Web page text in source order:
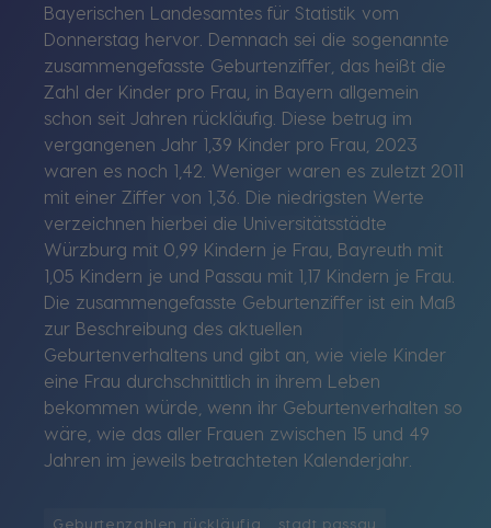
Bayerischen Landesamtes für Statistik vom
Donnerstag hervor. Demnach sei die sogenannte
zusammengefasste Geburtenziffer, das heißt die
Zahl der Kinder pro Frau, in Bayern allgemein
schon seit Jahren rückläufig. Diese betrug im
vergangenen Jahr 1,39 Kinder pro Frau, 2023
waren es noch 1,42. Weniger waren es zuletzt 2011
mit einer Ziffer von 1,36. Die niedrigsten Werte
verzeichnen hierbei die Universitätsstädte
Würzburg mit 0,99 Kindern je Frau, Bayreuth mit
1,05 Kindern je und Passau mit 1,17 Kindern je Frau.
Die zusammengefasste Geburtenziffer ist ein Maß
zur Beschreibung des aktuellen
Geburtenverhaltens und gibt an, wie viele Kinder
eine Frau durchschnittlich in ihrem Leben
bekommen würde, wenn ihr Geburtenverhalten so
wäre, wie das aller Frauen zwischen 15 und 49
Jahren im jeweils betrachteten Kalenderjahr.
Geburtenzahlen rückläufig stadt passau